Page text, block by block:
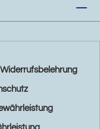
Widerrufsbelehrung